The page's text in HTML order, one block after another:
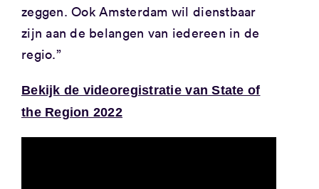
zeggen. Ook Amsterdam wil dienstbaar
zijn aan de belangen van iedereen in de
regio.”
Bekijk de videoregistratie van State of
the Region 2022